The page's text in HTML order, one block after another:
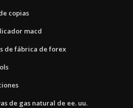
copias
macd
de fábrica de forex
de gas natural de ee. uu.